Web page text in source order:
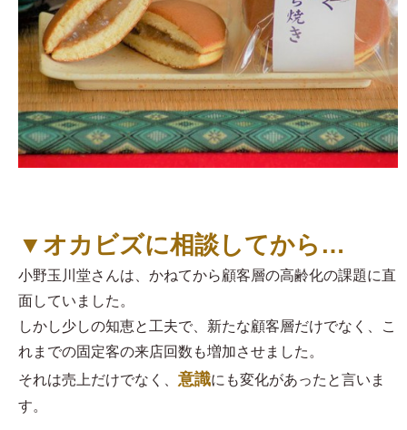
▼オカビズに相談してから…
小野玉川堂さんは、かねてから顧客層の高齢化の課題に直
面していました。
しかし少しの知恵と工夫で、新たな顧客層だけでなく、こ
れまでの固定客の来店回数も増加させました。
それは売上だけでなく、 意識にも変化があったと言いま
す。